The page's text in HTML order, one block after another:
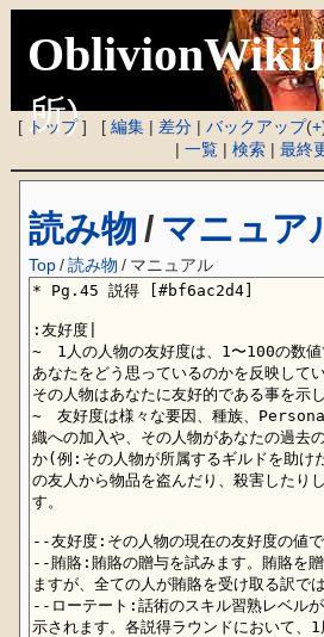
所)
[ トップ] [編集 | 差分 |バックアップ(+
|一覧 |検索 |最終
読み物 / マニュア
Top /読み物 / マニュアル